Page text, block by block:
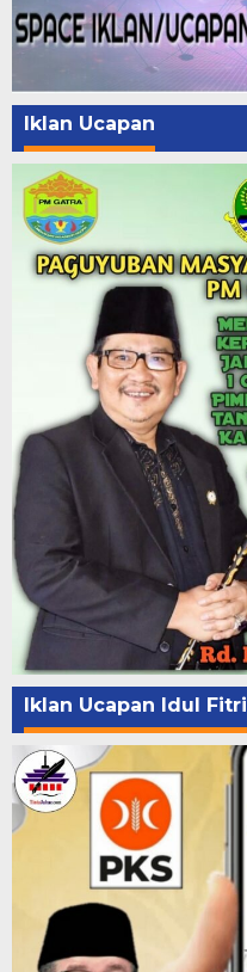
Iklan Ucapan
Iklan Ucapan Idul Fitri